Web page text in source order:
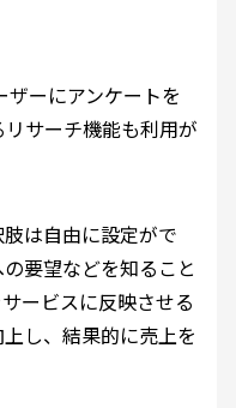
ーにアンケートを
サーチ機能も利用が
は自由に設定がで
要望などを知ること
ービスに反映させる
し、結果的に売上を